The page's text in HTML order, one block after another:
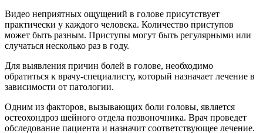
Видео неприятных ощущений в голове присутствует
практически у каждого человека. Количество приступов
может быть разным. Приступы могут быть регулярными или
случаться несколько раз в году.
Для выявления причин болей в голове, необходимо
обратиться к врачу-специалисту, который назначает лечение в
зависимости от патологии.
Одним из факторов, вызывающих боли головы, является
остеохондроз шейного отдела позвоночника. Врач проведет
обследование пациента и назначит соответствующее лечение.